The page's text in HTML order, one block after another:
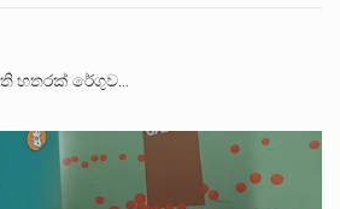
හතරක් රේගුව…